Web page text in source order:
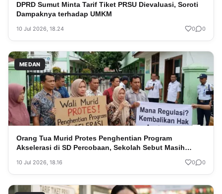
DPRD Sumut Minta Tarif Tiket PRSU Dievaluasi, Soroti
Dampaknya terhadap UMKM
10 Jul 2026, 18.24 0 0
MEDAN
Orang Tua Murid Protes Penghentian Program
Akselerasi di SD Percobaan, Sekolah Sebut Masih
10 Jul 2026, 18.16 0 0